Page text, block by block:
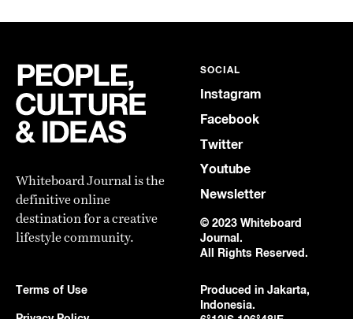
Whiteboard Journal is the
definitive online
destination for a creative
lifestyle community.
SOCIAL
Instagram
Facebook
Twitter
Youtube
Newsletter
© 2023 Whiteboard
Journal.
All Rights Reserved.
Terms of Use
Produced in Jakarta,
Indonesia.